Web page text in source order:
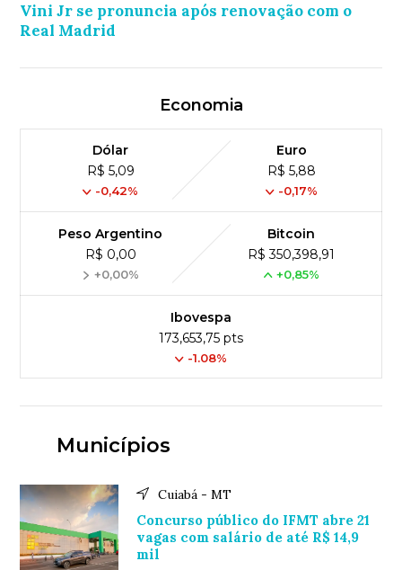
Vini Jr se pronuncia após renovação com o
Real Madrid
Economia
Dólar
R$ 5,09
-0,42%
Euro
R$ 5,88
-0,17%
Peso Argentino
R$ 0,00
+0,00%
Bitcoin
R$ 350,398,91
+0,85%
Ibovespa
173,653,75 pts
-1.08%
Municípios
Cuiabá - MT
Concurso público do IFMT abre 21
vagas com salário de até R$ 14,9
mil